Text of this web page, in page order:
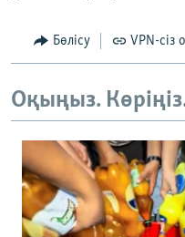
Басқа тілдерде
Бөлісу VPN-сіз
Оқыңыз.